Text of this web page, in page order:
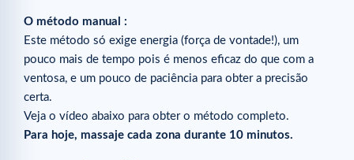
O método manual :
Este método só exige energia (força de vontade!), um
pouco mais de tempo pois é menos eficaz do que com a
ventosa, e um pouco de paciência para obter a precisão
certa.
Veja o vídeo abaixo para obter o método completo.
Para hoje, massaje cada zona durante 10 minutos.